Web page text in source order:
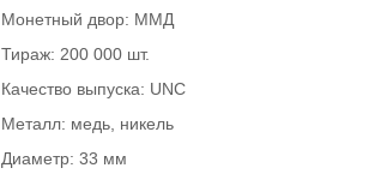
Монетный двор: ММД
Тираж: 200 000 шт.
Качество выпуска: UNC
Металл: медь, никель
Диаметр: 33 мм